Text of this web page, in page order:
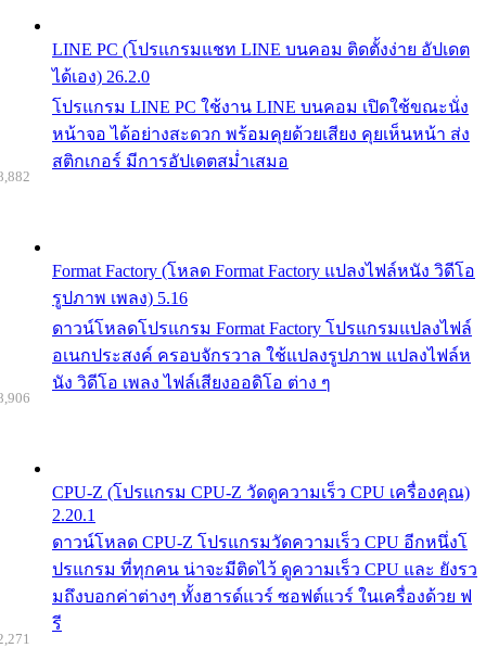
LINE PC (โปรแกรมแชท LINE บนคอม ติดตั้งง่าย อัปเดต
ได้เอง) 26.2.0
โปรแกรม LINE PC ใช้งาน LINE บนคอม เปิดใช้ขณะนั่ง
หน้าจอ ได้อย่างสะดวก พร้อมคุยด้วยเสียง คุยเห็นหน้า ส่ง
สติกเกอร์ มีการอัปเดตสม่ำเสมอ
Format Factory (โหลด Format Factory แปลงไฟล์หนัง วิดีโอ
รูปภาพ เพลง) 5.16
ดาวน์โหลดโปรแกรม Format Factory โปรแกรมแปลงไฟล์
อเนกประสงค์ ครอบจักรวาล ใช้แปลงรูปภาพ แปลงไฟล์ห
นัง วิดีโอ เพลง ไฟล์เสียงออดิโอ ต่าง ๆ
CPU-Z (โปรแกรม CPU-Z วัดดูความเร็ว CPU เครื่องคุณ)
2.20.1
ดาวน์โหลด CPU-Z โปรแกรมวัดความเร็ว CPU อีกหนึ่งโ
ปรแกรม ที่ทุกคน น่าจะมีติดไว้ ดูความเร็ว CPU และ ยังรว
มถึงบอกค่าต่างๆ ทั้งฮารด์แวร์ ซอฟต์แวร์ ในเครื่องด้วย ฟ
รี